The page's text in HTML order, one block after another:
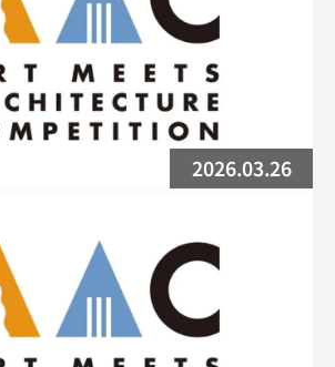
2026.03.26
トを掲載しました